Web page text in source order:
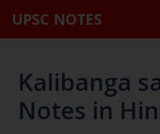
UPSC NOTES
Kalibanga
Notes in